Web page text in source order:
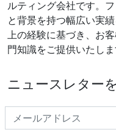
ルティング会社です。
と背景を持つ幅広い実
上の経験に基づき、お
門知識をご提供いたしま
ニュースレター